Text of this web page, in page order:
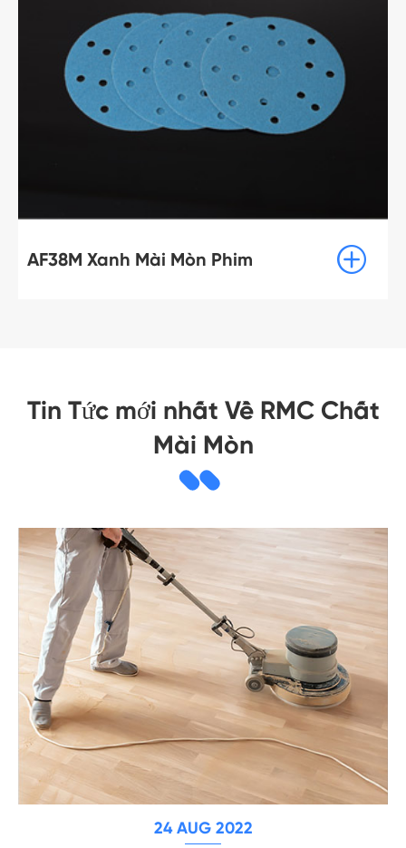
AF38M Xanh Mài Mòn Phim 
Tin Tức mới nhất Về RMC Chất
Mài Mòn
24 AUG 2022